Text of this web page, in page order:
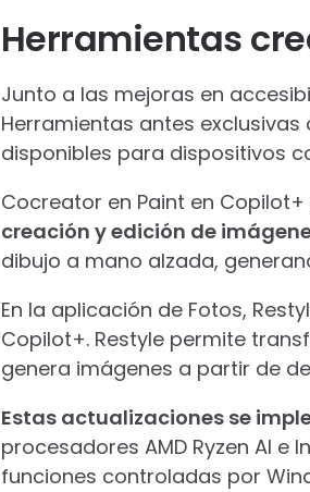
Herramientas
Junto a las mejoras en
Herramientas antes
disponibles para dispositivos
Cocreator en Paint en
creación y edición de
dibujo a mano alzada,
En la aplicación de Fotos,
Copilot+. Restyle permite
genera imágenes a partir de
Estas actualizaciones se
procesadores AMD Ryzen AI e
funciones controladas por